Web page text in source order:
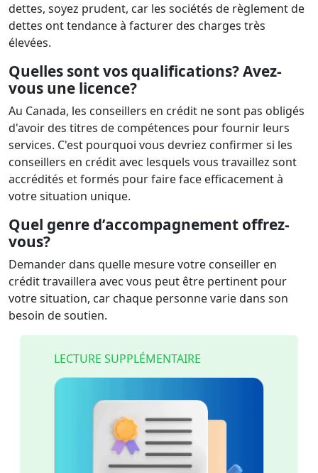
dettes, soyez prudent, car les sociétés de règlement de
dettes ont tendance à facturer des charges très
élevées.
Quelles sont vos qualifications? Avez-
vous une licence?
Au Canada, les conseillers en crédit ne sont pas obligés
d'avoir des titres de compétences pour fournir leurs
services. C'est pourquoi vous devriez confirmer si les
conseillers en crédit avec lesquels vous travaillez sont
accrédités et formés pour faire face efficacement à
votre situation unique.
Quel genre d’accompagnement offrez-
vous?
Demander dans quelle mesure votre conseiller en
crédit travaillera avec vous peut être pertinent pour
votre situation, car chaque personne varie dans son
besoin de soutien.
LECTURE SUPPLÉMENTAIRE